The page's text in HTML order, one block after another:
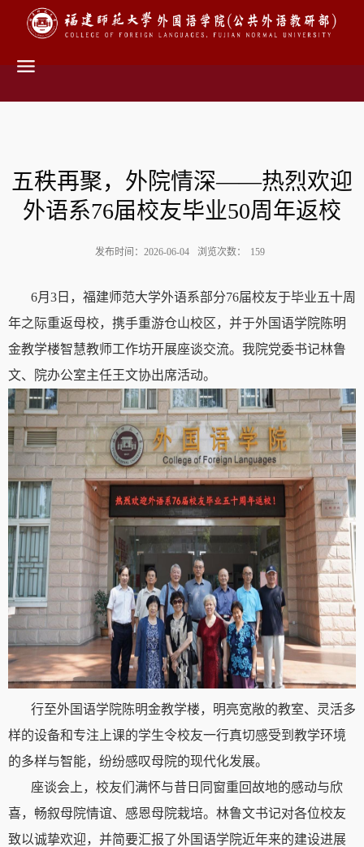
五秩再聚，外院情深——热烈欢迎
外语系76届校友毕业50周年返校
发布时间：2026-06-04 浏览次数： 159
6月 3日，福建师范大学外语系部分76届校友于毕业五十周
年之际重返母校，携手重游仓山校区，并于外国语学院陈明
金教学楼智慧教师工作坊开展座谈交流。我院党委书记林鲁
文、院办公室主任王文协出席活动。
行至外国语学院陈明金教学楼，明亮宽敞的教室、灵活多
样的设备和专注上课的学生令校友一行真切感受到教学环境
的多样与智能，纷纷感叹母院的现代化发展。
座谈会上，校友们满怀与昔日同窗重回故地的感动与欣
喜，畅叙母院情谊、感恩母院栽培。林鲁文书记对各位校友
致以诚挚欢迎，并简要汇报了外国语学院近年来的建设进展